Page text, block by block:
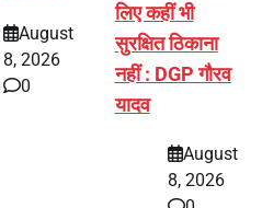
August
8, 2026
0
लिए कहीं भी
सुरक्षित ठिकाना
नहीं : DGP गौरव
यादव
August
8, 2026